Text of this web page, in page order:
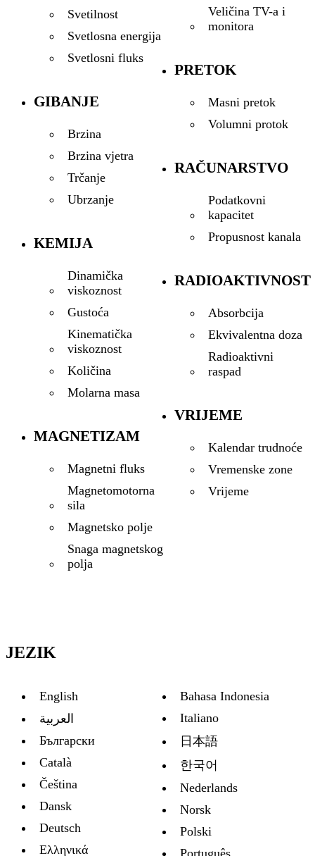
Svetilnost
Svetlosna energija
Svetlosni fluks
GIBANJE
Brzina
Brzina vjetra
Trčanje
Ubrzanje
KEMIJA
Dinamička
viskoznost
Gustoća
Kinematička
viskoznost
Količina
Molarna masa
MAGNETIZAM
Magnetni fluks
Magnetomotorna
sila
Magnetsko polje
Snaga magnetskog
polja
Veličina TV-a i
monitora
PRETOK
Masni pretok
Volumni protok
RAČUNARSTVO
Podatkovni
kapacitet
Propusnost kanala
RADIOAKTIVNOST
Absorbcija
Ekvivalentna doza
Radioaktivni
raspad
VRIJEME
Kalendar trudnoće
Vremenske zone
Vrijeme
JEZIK
English
العربية
Български
Català
Čeština
Dansk
Deutsch
Ελληνικά
Bahasa Indonesia
Italiano
日本語
한국어
Nederlands
Norsk
Polski